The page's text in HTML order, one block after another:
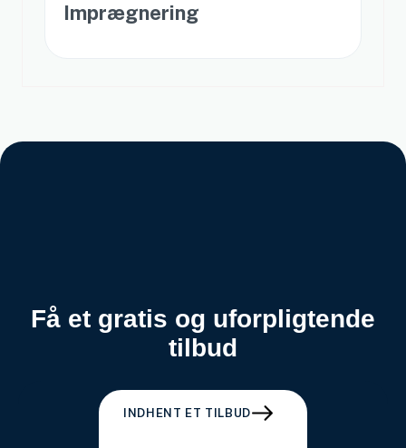
Imprægnering
Få et gratis og uforpligtende
tilbud
INDHENT ET TILBUD